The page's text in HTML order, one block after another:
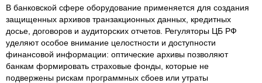
В банковской сфере оборудование применяется для создания
защищенных архивов транзакционных данных, кредитных
досье, договоров и аудиторских отчетов. Регуляторы ЦБ РФ
уделяют особое внимание целостности и доступности
финансовой информации: оптические архивы позволяют
банкам формировать страховые фонды, которые не
подвержены рискам программных сбоев или утраты